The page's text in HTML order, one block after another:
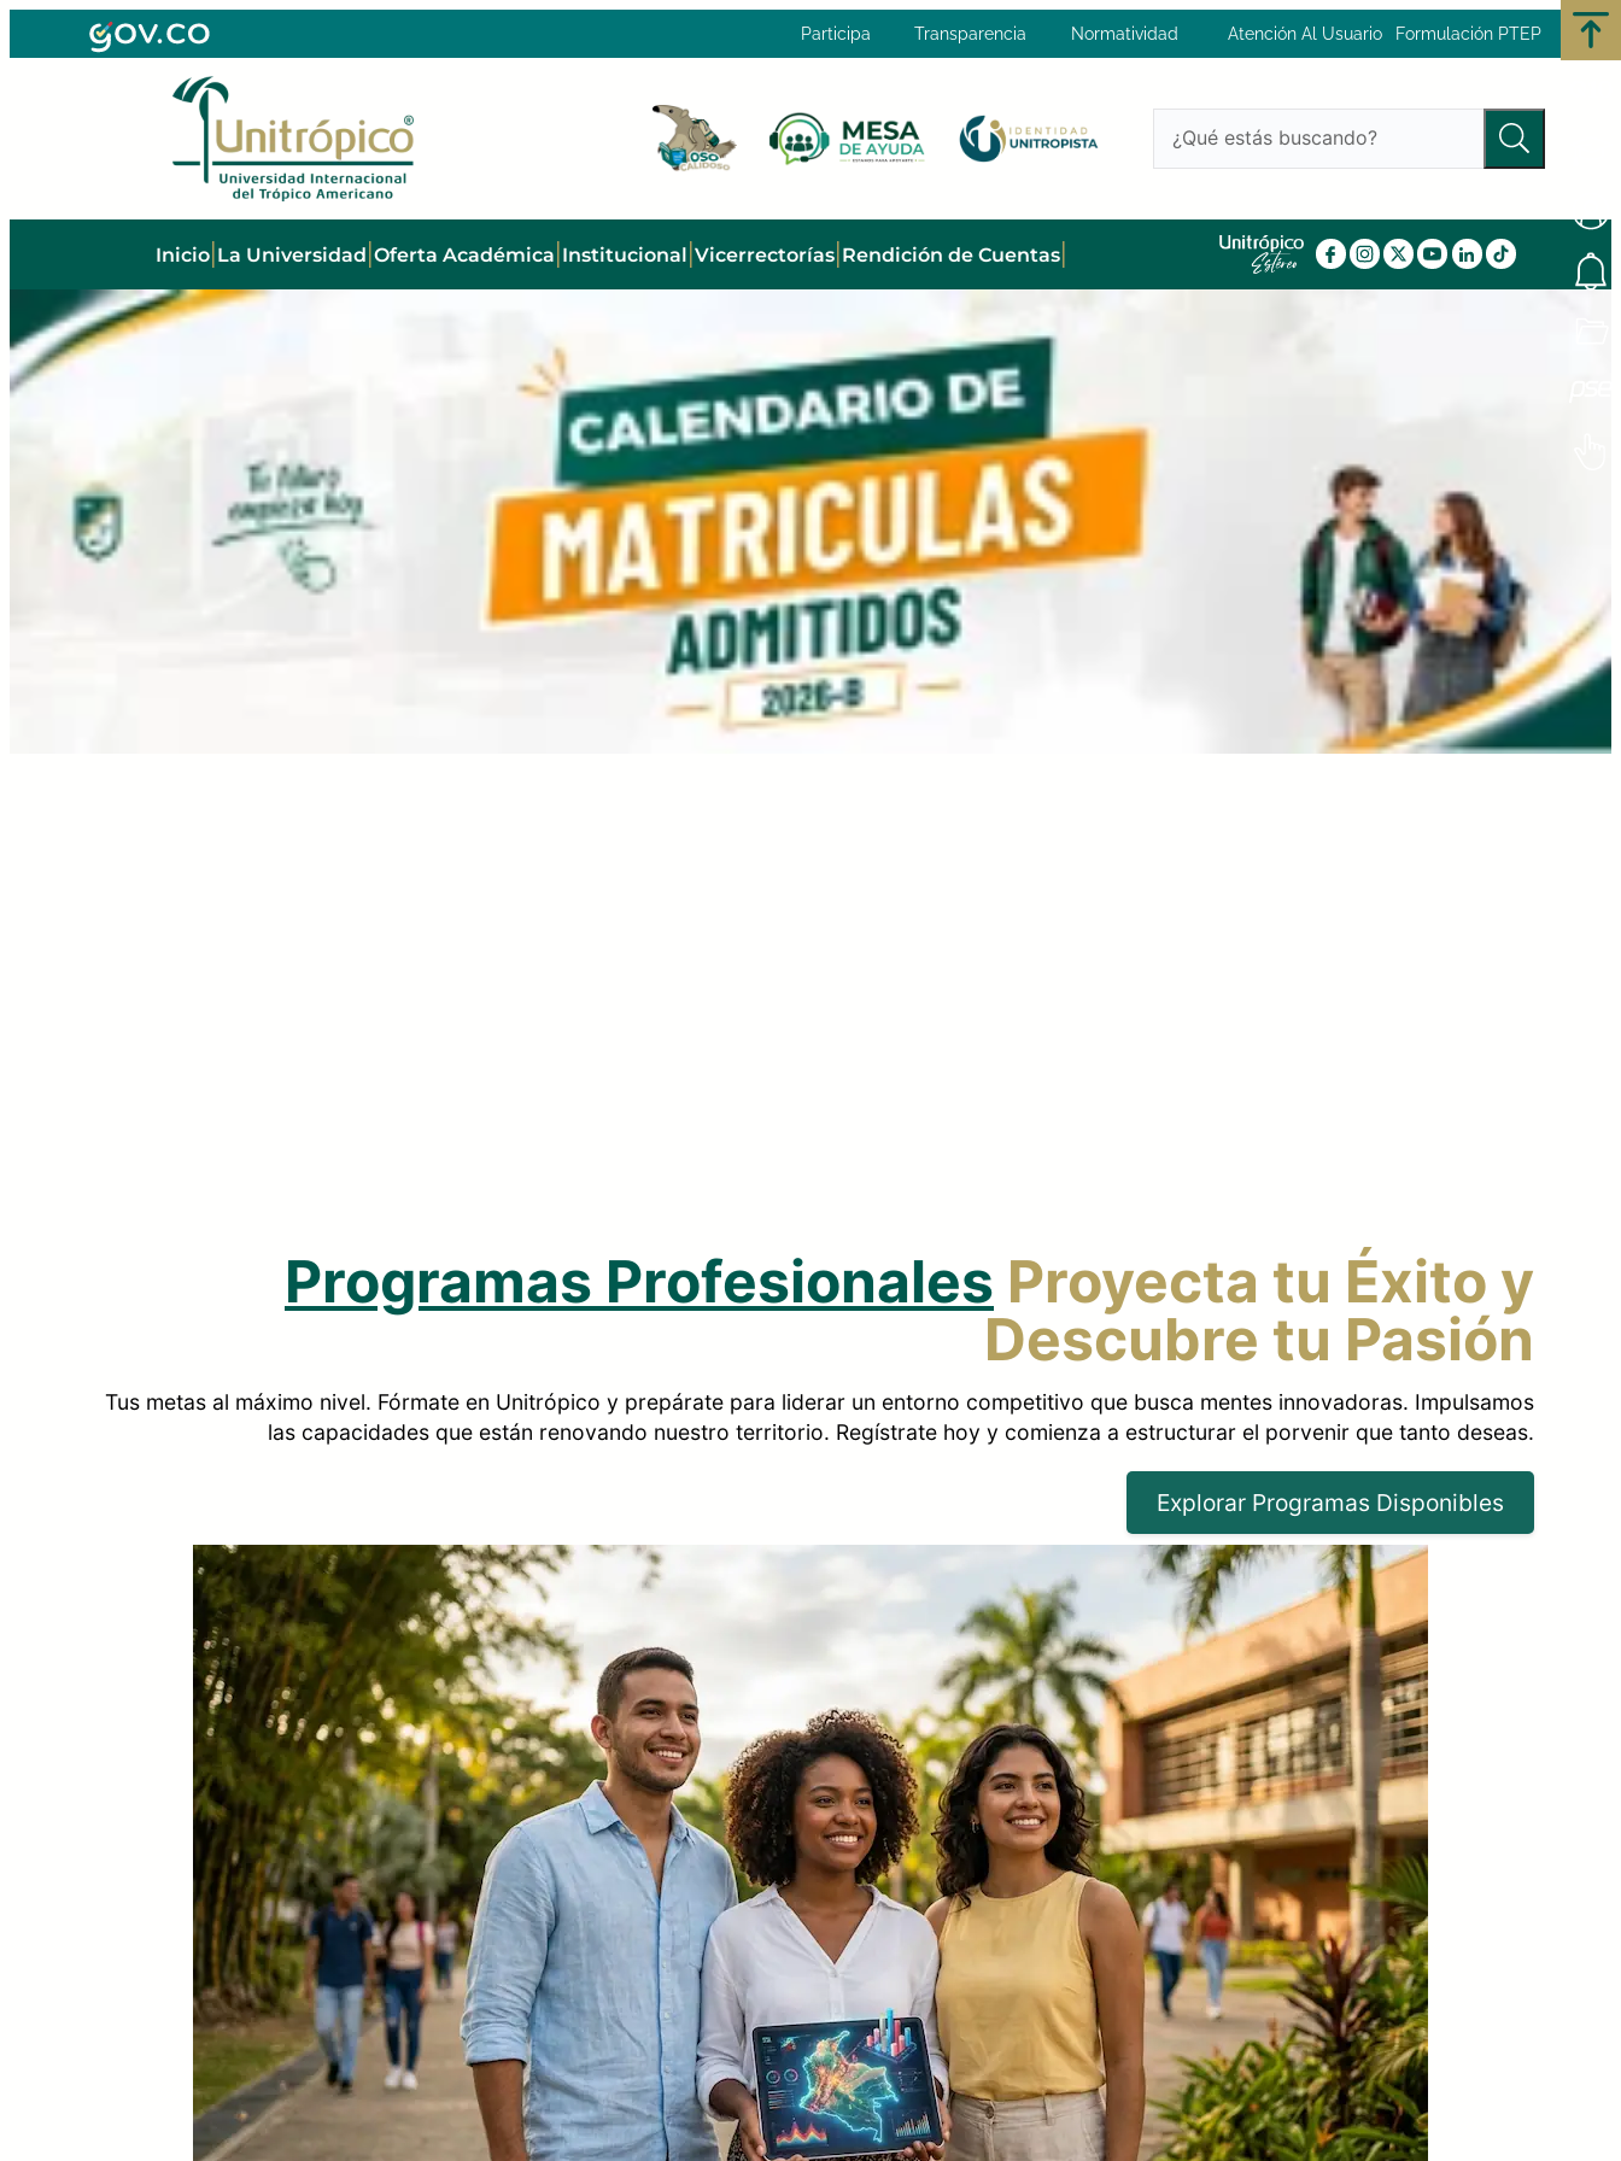
Participa Transparencia Normatividad Atención Al Usuario Formulación PTEP
Inicio| La Universidad Oferta Académica Institucional Vicerrectorías| Rendición de Cuentas|
Regresar
Programas Profesionales Proyecta tu Éxito y
Descubre tu Pasión
Tus metas al máximo nivel. Fórmate en Unitrópico y prepárate para liderar un entorno competitivo que busca mentes innovadoras. Impulsamos
las capacidades que están renovando nuestro territorio. Regístrate hoy y comienza a estructurar el porvenir que tanto deseas.
Explorar Programas Disponibles